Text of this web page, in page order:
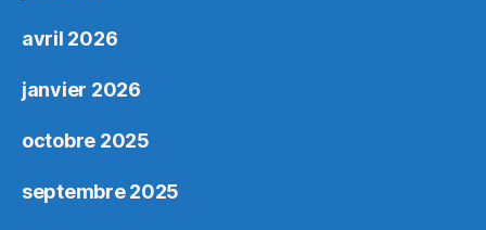
avril 2026
janvier 2026
octobre 2025
septembre 2025